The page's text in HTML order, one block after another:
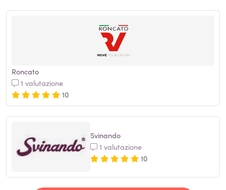
Roncato
1 valutazione
10
Svinando
1 valutazione
10